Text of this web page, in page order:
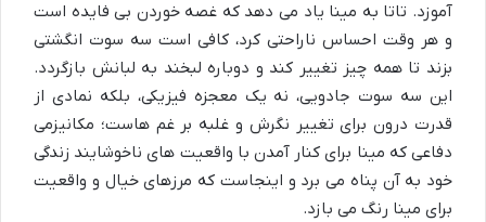
آموزد. تاتا به مینا یاد می دهد که غصه خوردن بی فایده است
و هر وقت احساس ناراحتی کرد، کافی است سه سوت انگشتی
بزند تا همه چیز تغییر کند و دوباره لبخند به لبانش بازگردد.
این سه سوت جادویی، نه یک معجزه فیزیکی، بلکه نمادی از
قدرت درون برای تغییر نگرش و غلبه بر غم هاست؛ مکانیزمی
دفاعی که مینا برای کنار آمدن با واقعیت های ناخوشایند زندگی
خود به آن پناه می برد و اینجاست که مرزهای خیال و واقعیت
برای مینا رنگ می بازد.